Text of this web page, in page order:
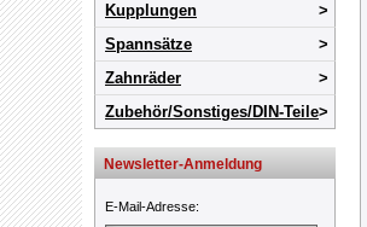
Kupplungen
Spannsätze
Zahnräder
Zubehör/Sonstiges/DIN-Teile
Newsletter-Anmeldung
E-Mail-Adresse: